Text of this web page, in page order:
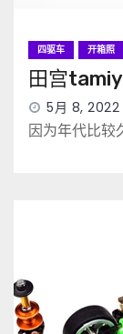
四驱车 开箱照
田宫
5月 8, 2022
因为年代比较